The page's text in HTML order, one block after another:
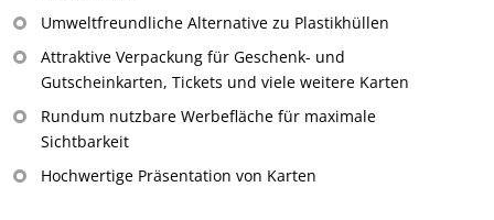
Umweltfreundliche Alternative zu Plastikhüllen
Attraktive Verpackung für Geschenk- und
Gutscheinkarten, Tickets und viele weitere Karten
Rundum nutzbare Werbefläche für maximale
Sichtbarkeit
Hochwertige Präsentation von Karten